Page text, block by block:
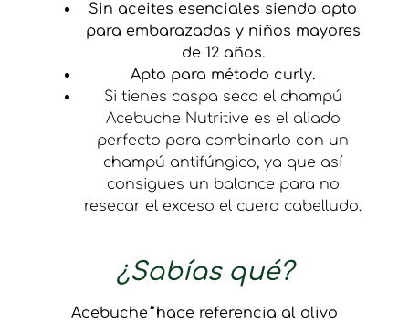
Sin aceites esenciales siendo apto
para embarazadas y niños mayores
de 12 años.
Apto para método curly.
Si tienes caspa seca el champú
Acebuche Nutritive es el aliado
perfecto para combinarlo con un
champú antifúngico, ya que así
consigues un balance para no
resecar el exceso el cuero cabelludo.
¿Sabías qué?
Acebuche”hace referencia al olivo